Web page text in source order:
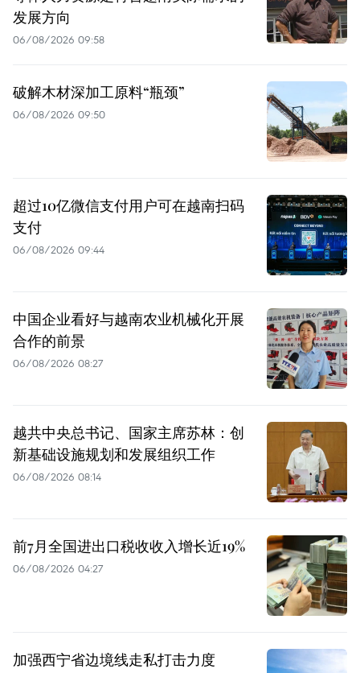
发展方向
06/08/2026 09:58
破解木材深加工原料“瓶颈”
06/08/2026 09:50
超过10亿微信支付用户可在越南扫码
支付
06/08/2026 09:44
中国企业看好与越南农业机械化开展
合作的前景
06/08/2026 08:27
越共中央总书记、国家主席苏林：创
新基础设施规划和发展组织工作
06/08/2026 08:14
前7月全国进出口税收收入增长近19%
06/08/2026 04:27
加强西宁省边境线走私打击力度